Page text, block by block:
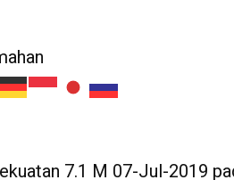
7.1 M 07-Jul-2019